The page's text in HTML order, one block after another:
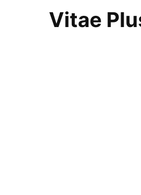
Vitae